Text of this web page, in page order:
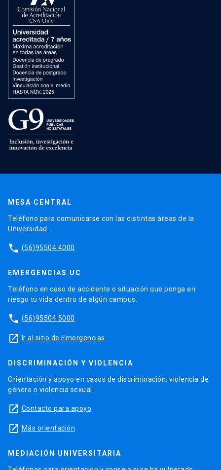
MESA CENTRAL
Teléfono para comunicarse con las distintas áreas de la
Universidad.
phone (56)95504 4000
EMERGENCIAS UC
Teléfono en caso de accidente o situación que ponga en
riesgo tu vida dentro de algún campus.
phone (56)95504 5000
launch Ir al sitio de Emergencias
DISCRIMINACIÓN Y VIOLENCIA
Orientación y apoyo en casos de discriminación, violencia de
género o violencia sexual.
launch Contacto para apoyo
launch Más orientación
MEDIACIÓN UNIVERSITARIA